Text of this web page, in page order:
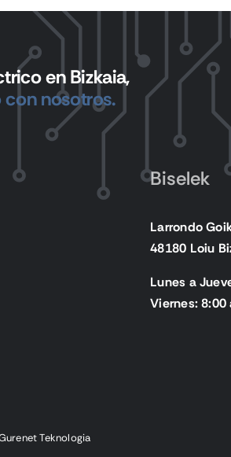
en Bizkaia,
nosotros.
Biselek
Larrondo
48180 Loiu
Lunes a
Viernes: 8:00
Teknologia